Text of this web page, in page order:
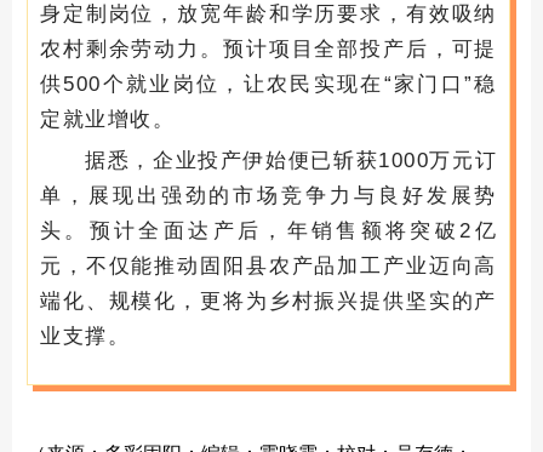
身定制岗位，放宽年龄和学历要求，有效吸纳
农村剩余劳动力。预计项目全部投产后，可提
供500个就业岗位，让农民实现在“家门口”稳
定就业增收。
据悉，企业投产伊始便已斩获1000万元订
单，展现出强劲的市场竞争力与良好发展势
头。预计全面达产后，年销售额将突破2亿
元，不仅能推动固阳县农产品加工产业迈向高
端化、规模化，更将为乡村振兴提供坚实的产
业支撑。